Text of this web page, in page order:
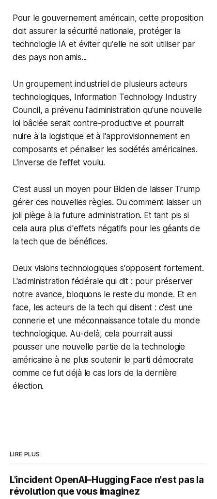
Pour le gouvernement américain, cette proposition
doit assurer la sécurité nationale, protéger la
technologie IA et éviter qu'elle ne soit utiliser par
des pays non amis...
Un groupement industriel de plusieurs acteurs
technologiques, Information Technology Industry
Council, a prévenu l'administration qu'une nouvelle
loi bâclée serait contre-productive et pourrait
nuire à la logistique et à l'approvisionnement en
composants et pénaliser les sociétés américaines.
L'inverse de l'effet voulu.
C'est aussi un moyen pour Biden de laisser Trump
gérer ces nouvelles règles. Ou comment laisser un
joli piège à la future administration. Et tant pis si
cela aura plus d'effets négatifs pour les géants de
la tech que de bénéfices.
Deux visions technologiques s'opposent fortement.
L'administration fédérale qui dit : pour préserver
notre avance, bloquons le reste du monde. Et en
face, les acteurs de la tech qui disent : c'est une
connerie et une méconnaissance totale du monde
technologique. Au-delà, cela pourrait aussi
pousser une nouvelle partie de la technologie
américaine à ne plus soutenir le parti démocrate
comme ce fut déjà le cas lors de la dernière
élection.
LIRE PLUS
L'incident OpenAI–Hugging Face n'est pas la
révolution que vous imaginez